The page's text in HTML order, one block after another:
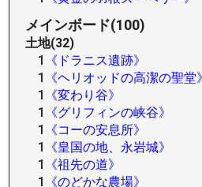
メインボード(100)
土地(32)
1
《ドラニス遺跡》
1
《ヘリオッドの高潔の聖堂》
1
《変わり谷》
1
《グリフィンの峡谷》
1
《コーの安息所》
1
《皇国の地、永岩城》
1
《祖先の道》
1
《のどかな農場》